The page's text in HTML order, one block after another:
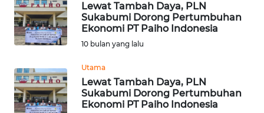
Lewat Tambah Daya, PLN
Sukabumi Dorong Pertumbuhan
Ekonomi PT Paiho Indonesia
10 bulan yang lalu
Utama
Lewat Tambah Daya, PLN
Sukabumi Dorong Pertumbuhan
Ekonomi PT Paiho Indonesia
WN
KALSEL
WN
SULSEL